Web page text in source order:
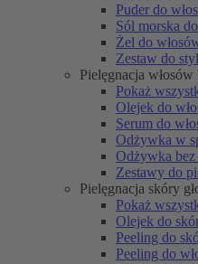
Puder do
Sól morska
Żel do
Zestaw do
Pielęgnacja włosów
Pokaż
Olejek do
Serum do
Odżywka w
Odżywka bez
Zestawy do
Pielęgnacja skóry
Pokaż
Olejek do
Peeling do
Peeling do